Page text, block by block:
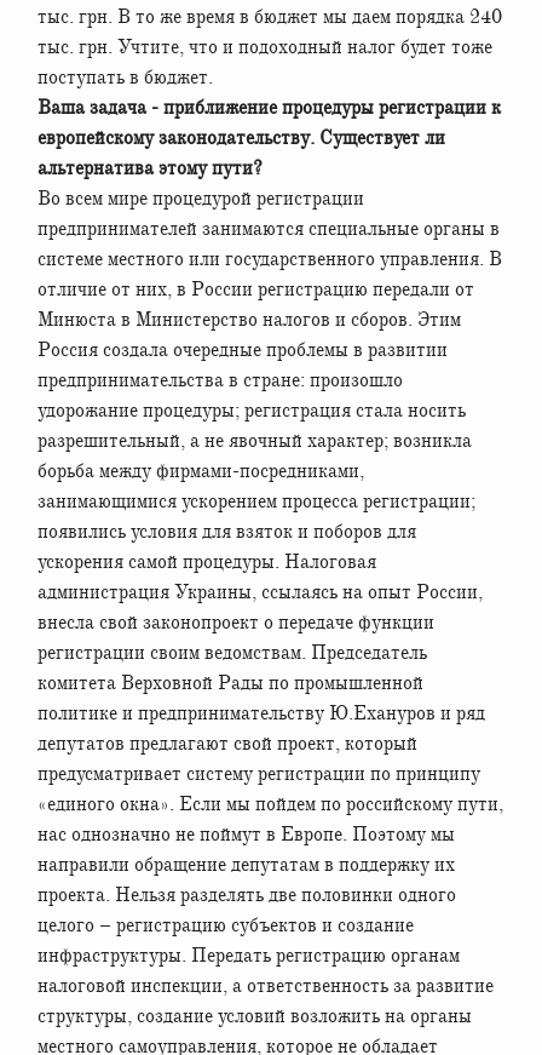
тыс. грн. В то же время в бюджет мы даем порядка 240
тыс. грн. Учтите, что и подоходный налог будет тоже
поступать в бюджет.
Ваша задача - приближение процедуры регистрации к
европейскому законодательству. Существует ли
альтернатива этому пути?
Во всем мире процедурой регистрации
предпринимателей занимаются специальные органы в
системе местного или государственного управления. В
отличие от них, в России регистрацию передали от
Минюста в Министерство налогов и сборов. Этим
Россия создала очередные проблемы в развитии
предпринимательства в стране: произошло
удорожание процедуры; регистрация стала носить
разрешительный, а не явочный характер; возникла
борьба между фирмами-посредниками,
занимающимися ускорением процесса регистрации;
появились условия для взяток и поборов для
ускорения самой процедуры. Налоговая
администрация Украины, ссылаясь на опыт России,
внесла свой законопроект о передаче функции
регистрации своим ведомствам. Председатель
комитета Верховной Рады по промышленной
политике и предпринимательству Ю.Ехануров и ряд
депутатов предлагают свой проект, который
предусматривает систему регистрации по принципу
«единого окна». Если мы пойдем по российскому пути,
нас однозначно не поймут в Европе. Поэтому мы
направили обращение депутатам в поддержку их
проекта. Нельзя разделять две половинки одного
целого – регистрацию субъектов и создание
инфраструктуры. Передать регистрацию органам
налоговой инспекции, а ответственность за развитие
структуры, создание условий возложить на органы
местного самоуправления, которое не обладает